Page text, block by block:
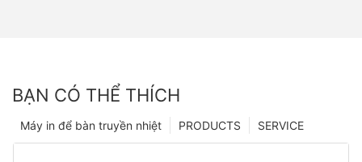
BẠN CÓ THỂ THÍCH
SERVICE
PRODUCTS
Máy in để bàn truyền nhiệt